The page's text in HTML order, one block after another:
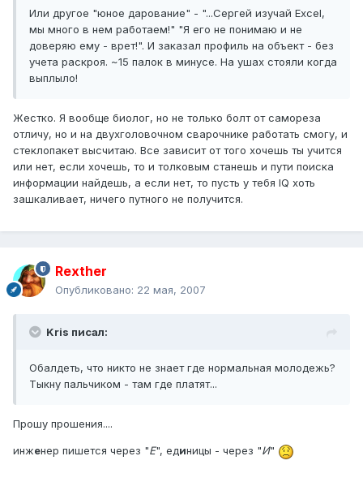
Или другое "юное дарование" - "...Сергей изучай Excel,
мы много в нем работаем!" "Я его не понимаю и не
доверяю ему - врет!". И заказал профиль на объект - без
учета раскроя. ~15 палок в минусе. На ушах стояли когда
выплыло!
Жестко. Я вообще биолог, но не только болт от самореза
отличу, но и на двухголовочном сварочнике работать смогу, и
стеклопакет высчитаю. Все зависит от того хочешь ты учится
или нет, если хочешь, то и толковым станешь и пути поиска
информации найдешь, а если нет, то пусть у тебя IQ хоть
зашкаливает, ничего путного не получится.
Rexther
Опубликовано: 22 мая, 2007
Kris писал:
Обалдеть, что никто не знает где нормальная молодежь?
Тыкну пальчиком - там где платят...
Прошу прошения....
инженер пишется через "Е", единицы - через "И"